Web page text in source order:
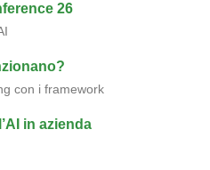
26
con i framework
in azienda